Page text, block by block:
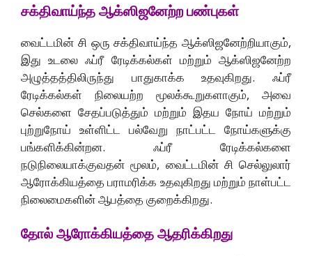
சக்திவாய்ந்த ஆக்ஸிஜனேற்ற பண்புகள்
வைட்டமின் சி ஒரு சக்திவாய்ந்த ஆக்ஸிஜனேற்றியாகும்,
இது உடலை ஃப்ரீ ரேடிக்கல்கள் மற்றும் ஆக்ஸிஜனேற்ற
அழுத்தத்திலிருந்து பாதுகாக்க உதவுகிறது. ஃப்ரீ
ரேடிக்கல்கள் நிலையற்ற மூலக்கூறுகளாகும், அவை
செல்களை சேதப்படுத்தும் மற்றும் இதய நோய் மற்றும்
புற்றுநோய் உள்ளிட்ட பல்வேறு நாட்பட்ட நோய்களுக்கு
பங்களிக்கின்றன. ஃப்ரீ ரேடிக்கல்களை
நடுநிலையாக்குவதன் மூலம், வைட்டமின் சி செல்லுலார்
ஆரோக்கியத்தை பராமரிக்க உதவுகிறது மற்றும் நாள்பட்ட
நிலைமைகளின் ஆபத்தை குறைக்கிறது.
தோல் ஆரோக்கியத்தை ஆதரிக்கிறது